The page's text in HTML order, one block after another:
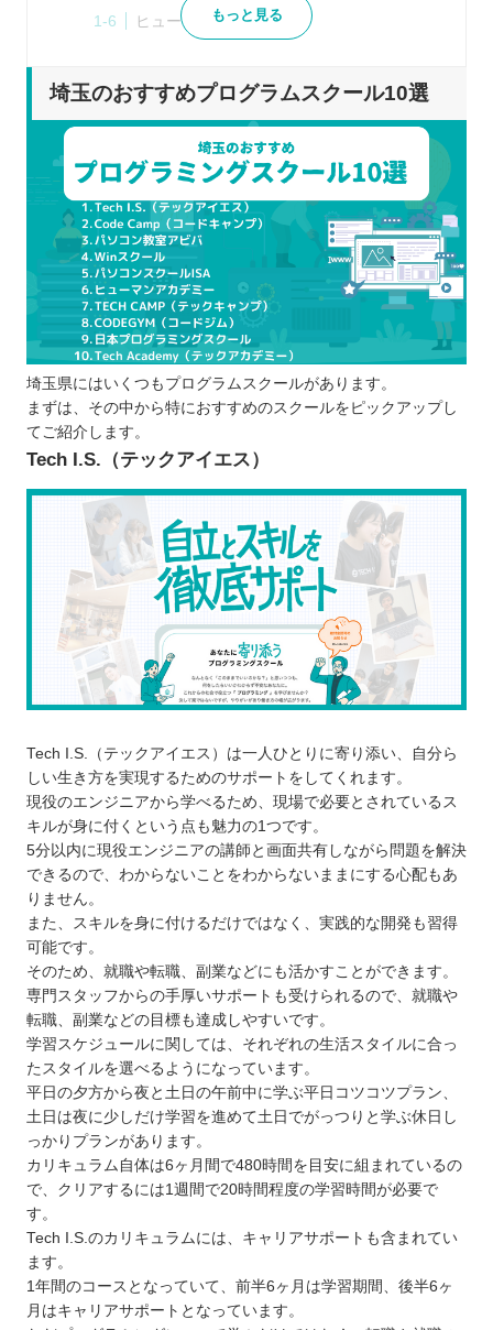
ヒューマンアカデミー
CODEGYM（コードジム）
Tech Academy（テックアカデミー）
プログラムスクールを選ぶポイント
自身の目的に合わせて学べるか
学びたい言語を習得できるか
通学とオンラインのどちらか
就職・転職に向けたサポートを実施してい
るか
日程の変更やキャンセルなどは柔軟に行え
るか
プログラムスクールで学習するメリット
カリキュラムに沿って効率的に学べる
現場に出てからも役立つスキルを習得でき
る
学習のモチベーションを維持しやすい
プログラムスクールで学ぶ際の注意点
勉強する目的を明確にさせる
一定期間学び続けられるか検討する
無料体験・体験レッスンに参加して自分に
埼玉で自分に合ったプログラムスクールを選ぼ
う！
もっと見る
埼玉のおすすめプログラムスクール10選
埼玉県にはいくつもプログラムスクールがあります。
まずは、その中から特におすすめのスクールをピックアップし
てご紹介します。
Tech I.S.（テックアイエス）
Tech I.S.（テックアイエス）は一人ひとりに寄り添い、自分ら
しい生き方を実現するためのサポートをしてくれます。
現役のエンジニアから学べるため、現場で必要とされているス
キルが身に付くという点も魅力の1つです。
5分以内に現役エンジニアの講師と画面共有しながら問題を解決
できるので、わからないことをわからないままにする心配もあ
りません。
また、スキルを身に付けるだけではなく、実践的な開発も習得
可能です。
そのため、就職や転職、副業などにも活かすことができます。
専門スタッフからの手厚いサポートも受けられるので、就職や
転職、副業などの目標も達成しやすいです。
学習スケジュールに関しては、それぞれの生活スタイルに合っ
たスタイルを選べるようになっています。
平日の夕方から夜と土日の午前中に学ぶ平日コツコツプラン、
土日は夜に少しだけ学習を進めて土日でがっつりと学ぶ休日し
っかりプランがあります。
カリキュラム自体は6ヶ月間で480時間を目安に組まれているの
で、クリアするには1週間で20時間程度の学習時間が必要で
す。
Tech I.S.のカリキュラムには、キャリアサポートも含まれてい
ます。
1年間のコースとなっていて、前半6ヶ月は学習期間、後半6ヶ
月はキャリアサポートとなっています。